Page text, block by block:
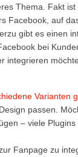
Thema. Fakt
Facebook, auf
gibt es einen
bei
integrieren
Varianten
passen.
– viele
Fanpage zu